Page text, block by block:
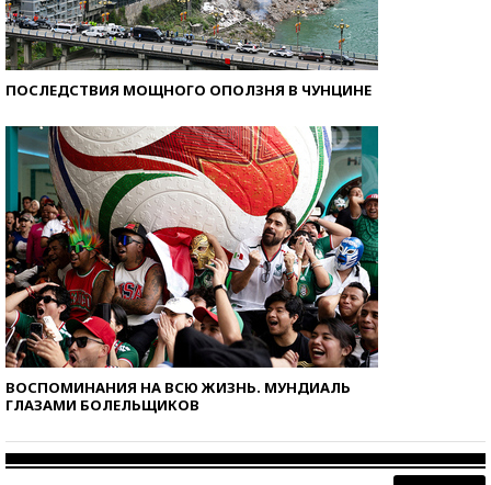
ПОСЛЕДСТВИЯ МОЩНОГО ОПОЛЗНЯ В ЧУНЦИНЕ
ВОСПОМИНАНИЯ НА ВСЮ ЖИЗНЬ. МУНДИАЛЬ
ГЛАЗАМИ БОЛЕЛЬЩИКОВ